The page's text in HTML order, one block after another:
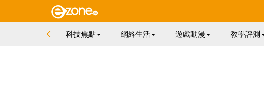
科技焦點 網絡生活 遊戲動漫 教學評測